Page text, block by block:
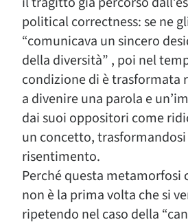
political correctness: se ne gli
“comunicava un sincero
della diversità” , poi nel
condizione di è trasformata
a divenire una parola e
dai suoi oppositori come
un concetto,
risentimento.
Perché questa metamorfosi
non è la prima volta che si
ripetendo nel caso della